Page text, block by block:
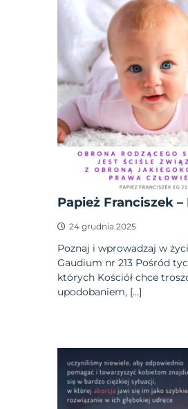
Papież Franciszek –
24 grudnia 2025
Poznaj i wprowadzaj w
Gaudium nr 213 Pośród
których Kościół chce
upodobaniem, […]